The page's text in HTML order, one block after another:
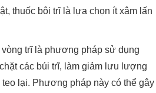
thuốc bôi trĩ là lựa chọn ít xâm lấn
vòng trĩ là phương pháp sử dụng
các búi trĩ, làm giảm lưu lượng
lại. Phương pháp này có thể gây